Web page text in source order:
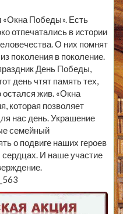
«Окна Победы». Есть
отпечатались в истории
О них помнят
поколения в поколение.
День Победы,
день чтят память тех,
остался жив. «Окна
которая позволяет
нас день. Украшение
семейный
о подвиге наших героев
сердцах. И наше участие